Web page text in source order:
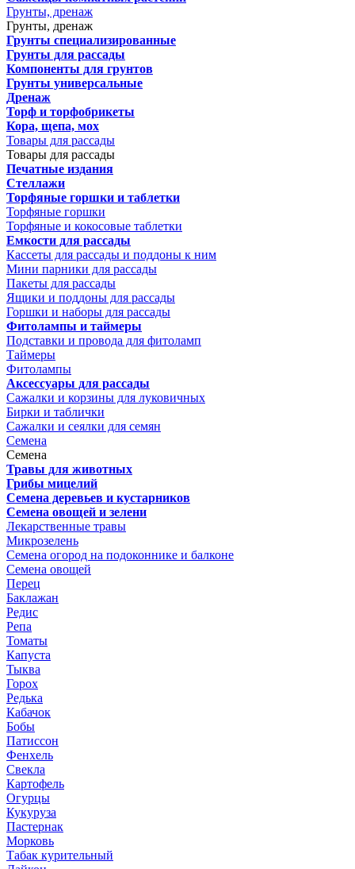
Грунты, дренаж
Грунты, дренаж
Грунты специализированные
Грунты для рассады
Компоненты для грунтов
Грунты универсальные
Дренаж
Торф и торфобрикеты
Кора, щепа, мох
Товары для рассады
Товары для рассады
Печатные издания
Стеллажи
Торфяные горшки и таблетки
Торфяные горшки
Торфяные и кокосовые таблетки
Емкости для рассады
Кассеты для рассады и поддоны к ним
Мини парники для рассады
Пакеты для рассады
Ящики и поддоны для рассады
Горшки и наборы для рассады
Фитолампы и таймеры
Подставки и провода для фитоламп
Таймеры
Фитолампы
Аксессуары для рассады
Сажалки и корзины для луковичных
Бирки и таблички
Сажалки и сеялки для семян
Семена
Семена
Травы для животных
Грибы мицелий
Семена деревьев и кустарников
Семена овощей и зелени
Лекарственные травы
Микрозелень
Семена огород на подоконнике и балконе
Семена овощей
Перец
Баклажан
Редис
Репа
Томаты
Капуста
Тыква
Горох
Редька
Кабачок
Бобы
Патиссон
Фенхель
Свекла
Картофель
Огурцы
Кукуруза
Пастернак
Морковь
Табак курительный